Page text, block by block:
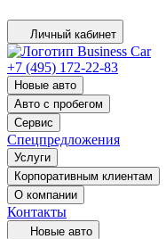
Личный кабинет
+7 (495) 172-22-83
Новые авто
Авто с пробегом
Сервис
Спецпредложения
Услуги
Корпоративным клиентам
О компании
Контакты
Новые авто